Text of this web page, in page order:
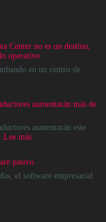
Center no es un destino,
operativo
en un centro de
aumentarán más de
aumentarán este
Lee más:
por
semiconductores
pasivo
el software empresarial